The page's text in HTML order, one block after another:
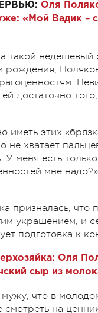
Оля
«Мой Вадик –
такой недешевый
рождения,
достаточно
иметь этих
не хватает
У меня есть
мне
призналась, что
украшением, и
подготовка к
Оля
сыр из
что в
смотреть на